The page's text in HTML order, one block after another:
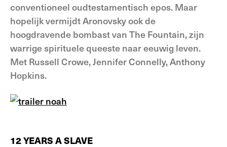
conventioneel oudtestamentisch epos. Maar
hopelijk vermijdt Aronovsky ook de
hoogdravende bombast van The Fountain, zijn
warrige spirituele queeste naar eeuwig leven.
Met Russell Crowe, Jennifer Connelly, Anthony
Hopkins.
12 YEARS A SLAVE